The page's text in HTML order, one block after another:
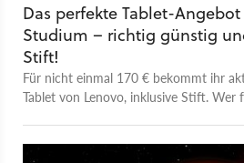
Das perfekte Tablet-
Studium – richtig günstig
Stift!
Für nicht einmal 170 € bekommt ihr
Tablet von Lenovo, inklusive Stift. Wer